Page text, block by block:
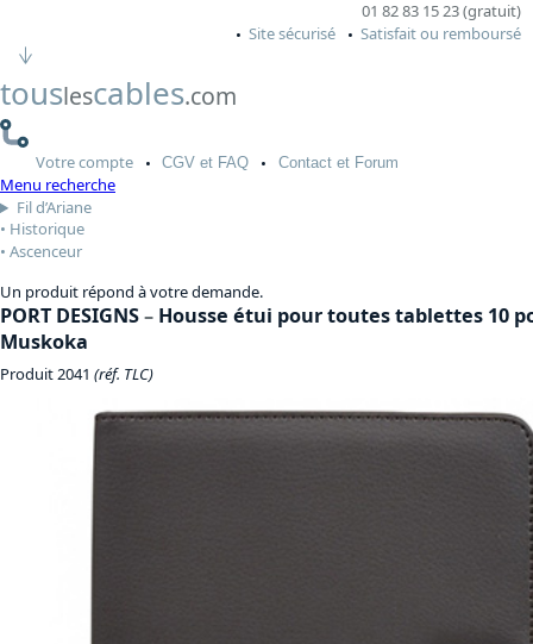
01 82 83 15 23 (gratuit)
Site sécurisé
Satisfait ou remboursé
touslescables.com
Votrecompte CGV et FAQ Contactet Forum
Menu recherche
Fil d’Ariane
Historique
Ascenceur
Un produit répond à votre demande.
PORT DESIGNS– Housse étui pour toutes tablettes 10
Muskoka
Produit 2041 (réf. TLC)